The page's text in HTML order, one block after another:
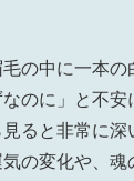
の中に一本
のに」と不
ると非常に
の変化や、